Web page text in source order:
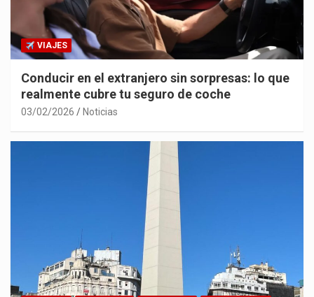
VIAJES
Conducir en el extranjero sin sorpresas: lo que
realmente cubre tu seguro de coche
03/02/2026 Noticias